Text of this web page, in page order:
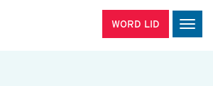
WORD LID